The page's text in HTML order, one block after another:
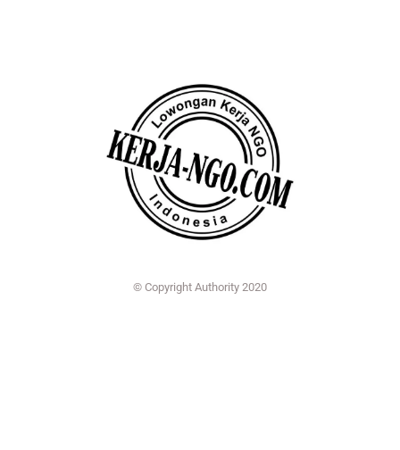
© Copyright Authority 2020